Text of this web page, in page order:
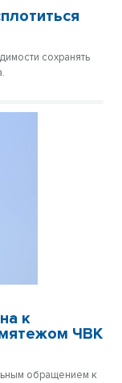
сохранять
к
мятежом ЧВК
обращением к